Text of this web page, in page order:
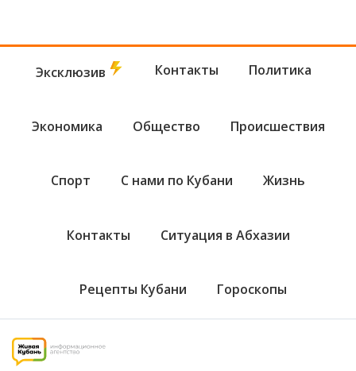
Эксклюзив Контакты Политика
Экономика Общество Происшествия
Спорт С нами по Кубани Жизнь
Контакты Ситуация в Абхазии
Рецепты Кубани Гороскопы